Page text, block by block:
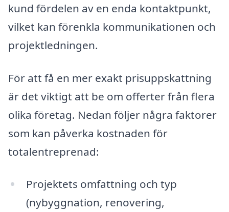
kund fördelen av en enda kontaktpunkt,
vilket kan förenkla kommunikationen och
projektledningen.
För att få en mer exakt prisuppskattning
är det viktigt att be om offerter från flera
olika företag. Nedan följer några faktorer
som kan påverka kostnaden för
totalentreprenad:
Projektets omfattning och typ
(nybyggnation, renovering,